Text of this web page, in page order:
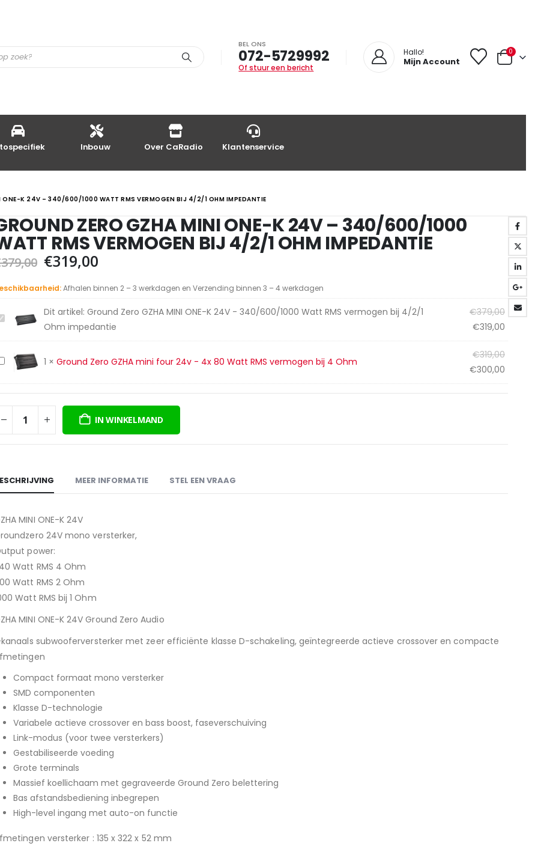
BEL ONS
072-5729992
Of stuur een bericht
Hallo!
Mijn Account
0
Inbouw Over CaRadio Klantenservice
ONE-K 24V – 340/600/1000 WATT RMS VERMOGEN BIJ 4/2/1 OHM IMPEDANTIE
ZERO GZHA MINI ONE-K 24V – 340/600/1000
RMS VERMOGEN BIJ 4/2/1 OHM IMPEDANTIE
379,00 Oorspronkelijke
was:
€379,00.
€319,00
is:
€319,00.
Afhalen binnen 2 – 3 werkdagen en Verzending binnen 3 – 4 werkdagen
2/1
Dit artikel: Ground Zero GZHA MINI ONE-K 24V - 340/600/1000 Watt RMS vermogen bij 4/2/1
Ohm impedantie
€379,00
was:
€319,00
prijs
is:
four
1 × Ground Zero GZHA mini four 24v - 4x 80 Watt RMS vermogen bij 4 Ohm
€319,00
was:
€300,00
prijs
IN WINKELMAND
MEER INFORMATIE STEL EEN VRAAG
MINI ONE-K 24V
24V mono versterker,
power:
Watt RMS 4 Ohm
Watt RMS 2 Ohm
Watt RMS bij 1 Ohm
MINI ONE-K 24V Ground Zero Audio
kanaals subwooferversterker met zeer efficiënte klasse D-schakeling, geïntegreerde actieve crossover en compacte
Compact formaat mono versterker
SMD componenten
Klasse D-technologie
Variabele actieve crossover en bass boost, faseverschuiving
Link-modus (voor twee versterkers)
Gestabiliseerde voeding
Grote terminals
Massief koellichaam met gegraveerde Ground Zero belettering
Bas afstandsbediening inbegrepen
High-level ingang met auto-on functie
versterker : 135 x 322 x 52 mm